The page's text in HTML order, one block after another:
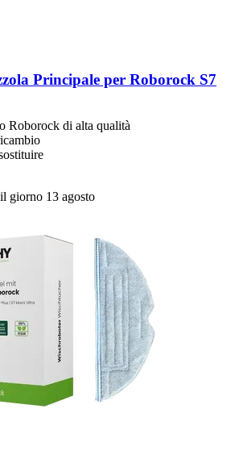
Principale per Roborock S7
Roborock di alta qualità
giorno 13 agosto